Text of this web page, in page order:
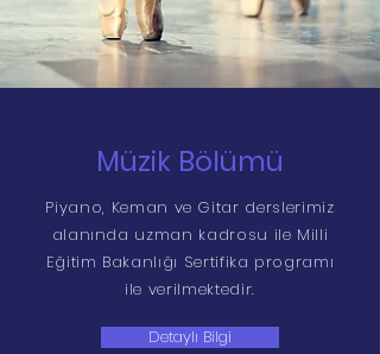
Müzik Bölümü
Piyano, Keman ve Gitar derslerimiz
alanında uzman kadrosu ile Milli
Eğitim Bakanlığı Sertifika programı
ile verilmektedir.
Detaylı Bilgi